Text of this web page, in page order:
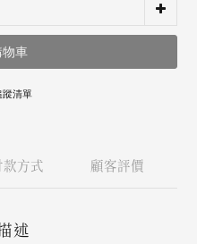
物車
蹤清單
款方式 顧客評價
述